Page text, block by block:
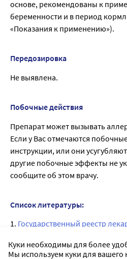
основе, рекомендованы к
беременности и в период
«Показания к применению»).
Передозировка
Не выявлена.
Побочные действия
Препарат может вызывать
Если у Вас отмечаются
инструкции, или они
другие побочные эффекты не
сообщите об этом врачу.
Список литературы:
1. Государственный реестр
2. Анатомо-терапевтическо-
(ATX);
Куки необходимы для более
Мы используем куки для